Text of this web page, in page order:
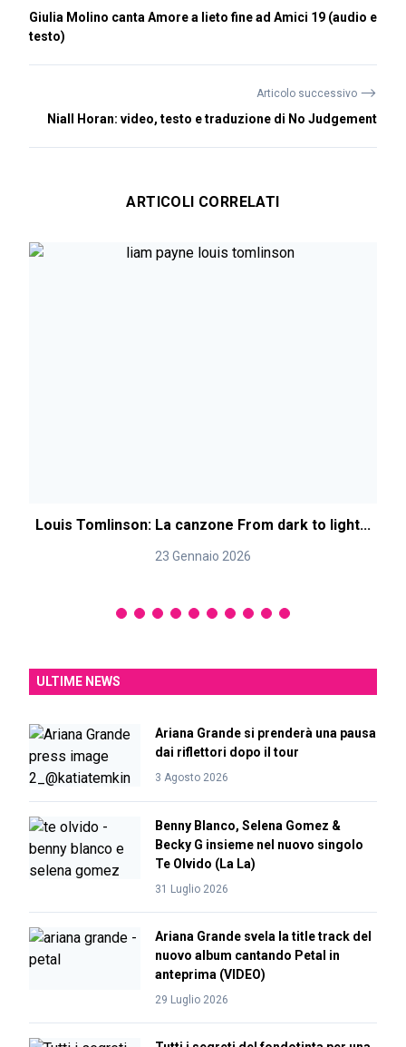
Giulia Molino canta Amore a lieto fine ad Amici 19 (audio e
testo)
Articolo successivo ⟶
Niall Horan: video, testo e traduzione di No Judgement
ARTICOLI CORRELATI
Louis Tomlinson: La canzone From dark to light...
23 Gennaio 2026
ULTIME NEWS
Ariana Grande si prenderà una pausa
dai riflettori dopo il tour
3 Agosto 2026
Benny Blanco, Selena Gomez &
Becky G insieme nel nuovo singolo
Te Olvido (La La)
31 Luglio 2026
Ariana Grande svela la title track del
nuovo album cantando Petal in
anteprima (VIDEO)
29 Luglio 2026